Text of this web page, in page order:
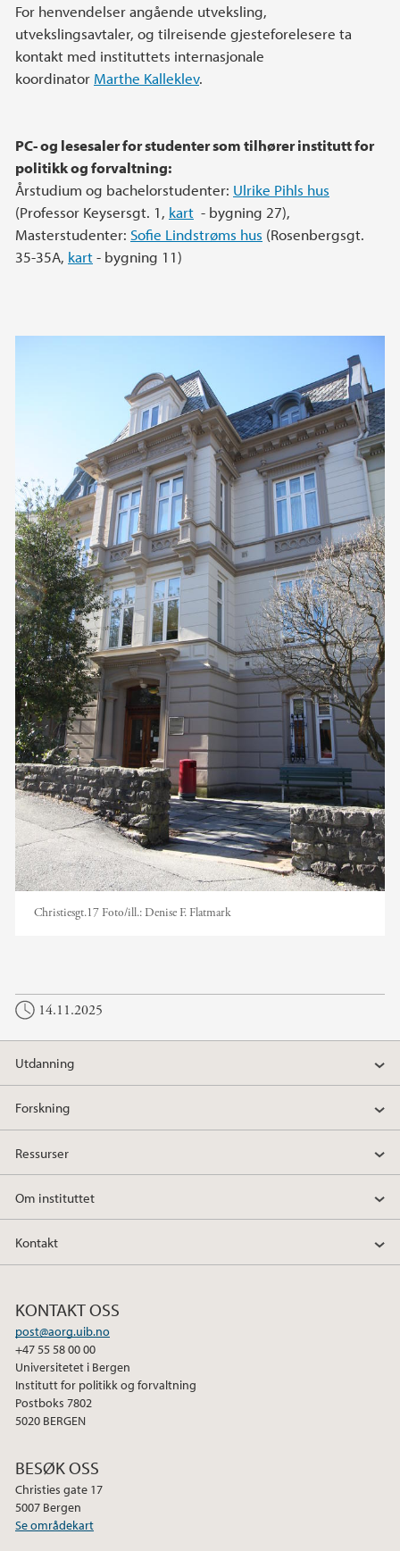
For henvendelser angående utveksling,
utvekslingsavtaler, og tilreisende gjesteforelesere ta
kontakt med instituttets internasjonale
koordinator Marthe Kalleklev.
PC- og lesesaler for studenter som tilhører institutt for
politikk og forvaltning:
Årstudium og bachelorstudenter: Ulrike Pihls hus
(Professor Keysersgt. 1, kart - bygning 27),
Masterstudenter: Sofie Lindstrøms hus (Rosenbergsgt.
35-35A, kart- bygning 11)
Christiesgt.17 Foto/ill.: Denise F. Flatmark
14.11.2025
Utdanning
Forskning
Ressurser
Om instituttet
Kontakt
KONTAKT OSS
post@aorg.uib.no
+47 55 58 00 00
Universitetet i Bergen
Institutt for politikk og forvaltning
Postboks 7802
5020 BERGEN
BESØK OSS
Christies gate 17
5007 Bergen
Se områdekart